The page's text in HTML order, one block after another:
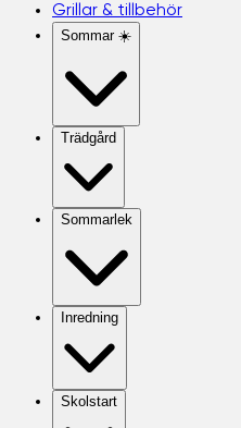
Grillar & tillbehör
Sommar ☀️
Trädgård
Sommarlek
Inredning
Skolstart